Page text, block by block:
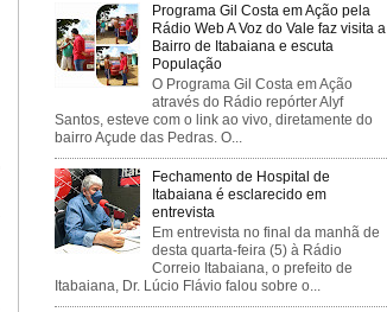
Programa Gil Costa em Ação pela
Rádio Web A Voz do Vale faz visita a
Bairro de Itabaiana e escuta
População
O Programa Gil Costa em Ação
através do Rádio repórter Alyf
Santos, esteve com o link ao vivo, diretamente do
bairro Açude das Pedras. O...
Fechamento de Hospital de
Itabaiana é esclarecido em
entrevista
Em entrevista no final da manhã de
desta quarta-feira (5) à Rádio
Correio Itabaiana, o prefeito de
Itabaiana, Dr. Lúcio Flávio falou sobre o...